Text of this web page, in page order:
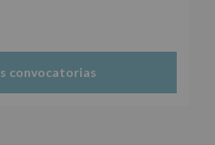
convocatorias